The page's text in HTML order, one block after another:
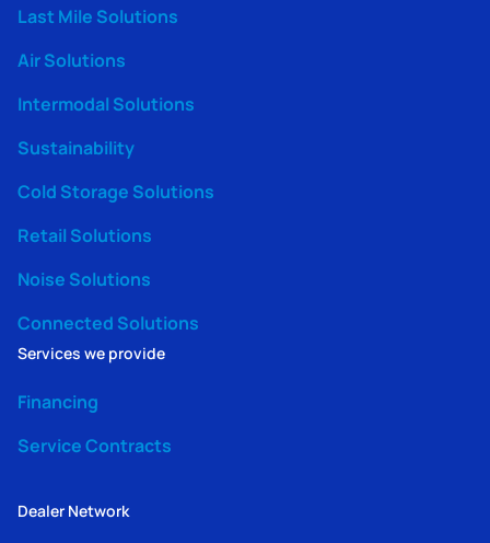
Last Mile Solutions
Air Solutions
Intermodal Solutions
Sustainability
Cold Storage Solutions
Retail Solutions
Noise Solutions
Connected Solutions
Services we provide
Financing
Service Contracts
Dealer Network